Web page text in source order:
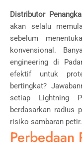
Distributor
akan selalu
sebelum
konvensional.
engineering di
efektif untuk
bertingkat?
setiap Lightning
berdasarkan radius
risiko sambaran petir.
Perbedaan